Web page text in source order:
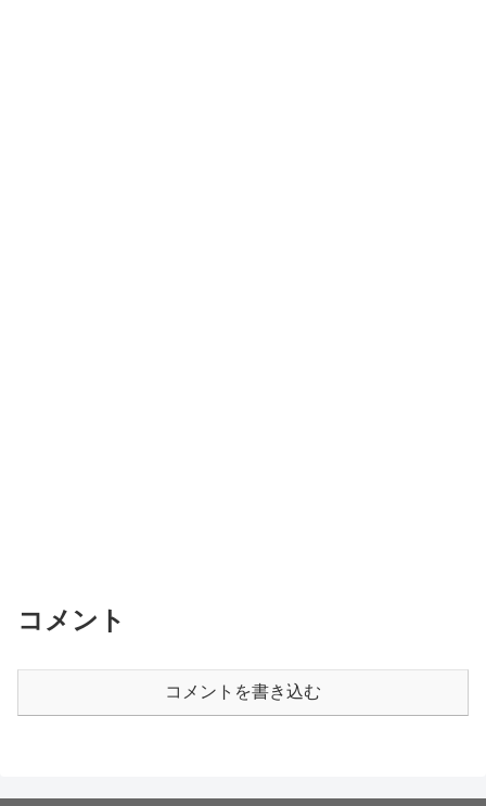
コメント
コメントを書き込む